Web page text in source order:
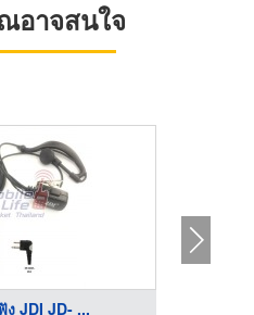
อาจสนใจ
JDI JD- ...